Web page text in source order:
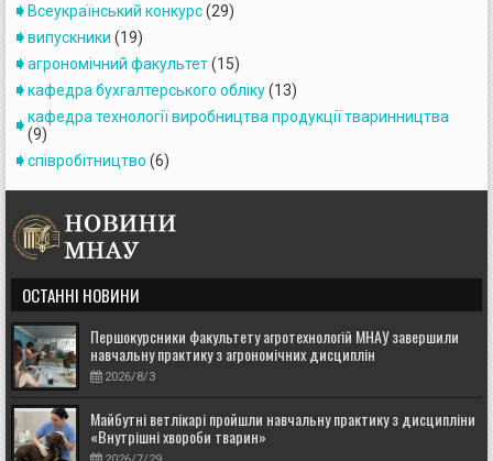
Всеукраїнський конкурс(29)
випускники (19)
агрономічний факультет(15)
кафедра бухгалтерського обліку(13)
кафедра технології виробництва продукції тваринництва
(9)
співробітництво (6)
ОСТАННІ НОВИНИ
Першокурсники факультету агротехнологій МНАУ завершили
навчальну практику з агрономічних дисциплін
2026/8/3
Майбутні ветлікарі пройшли навчальну практику з дисципліни
«Внутрішні хвороби тварин»